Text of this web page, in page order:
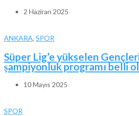
2 Haziran 2025
ANKARA, SPOR
Süper Lig’e yükselen
şampiyonluk programı belli
10 Mayıs 2025
SPOR